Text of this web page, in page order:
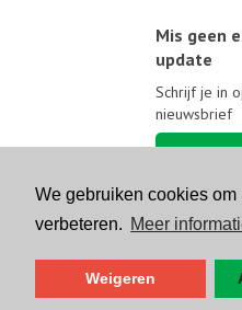
We gebruiken cookies om
verbeteren. Meer
Weigeren
Mis geen
update
Schrijf je in
nieuwsbrief
Volg ons op